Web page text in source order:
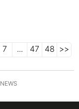
7 ... 47 48 >>
NEWS